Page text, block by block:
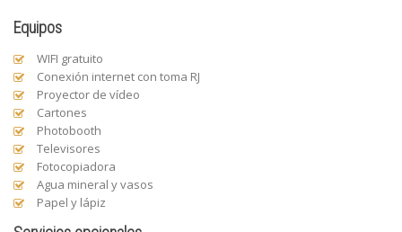
Equipos
WIFI gratuito
Conexión internet con toma RJ
Proyector de vídeo
Cartones
Photobooth
Televisores
Fotocopiadora
Agua mineral y vasos
Papel y lápiz